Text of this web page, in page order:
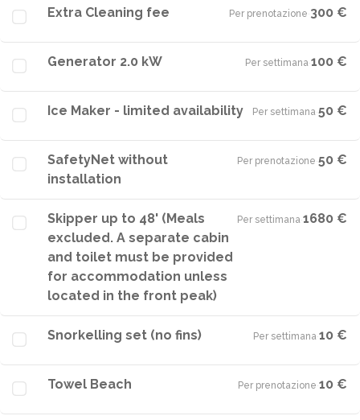
Extra Cleaning fee Per prenotazione·300 €
Generator 2.0 kW Per settimana·100 €
Ice Maker - limited availability Per settimana·50 €
SafetyNet without
installation
Per prenotazione·50 €
Skipper up to 48' (Meals
excluded. A separate cabin
and toilet must be provided
for accommodation unless
located in the front peak)
Per settimana·1680 €
Snorkelling set (no fins) Per settimana·10 €
Towel Beach Per prenotazione·10 €